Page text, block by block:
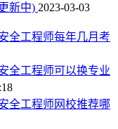
新中) 2023-03-03
全工程师每年几月考
全工程师可以换专业
全工程师网校推荐哪